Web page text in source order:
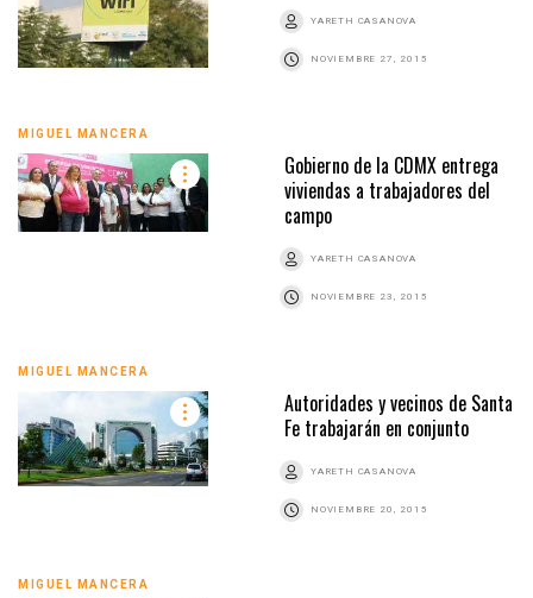
YARETH CASANOVA
NOVIEMBRE 27, 2015
MIGUEL MANCERA
Gobierno de la CDMX entrega
viviendas a trabajadores del
campo
YARETH CASANOVA
NOVIEMBRE 23, 2015
MIGUEL MANCERA
Autoridades y vecinos de Santa
Fe trabajarán en conjunto
YARETH CASANOVA
NOVIEMBRE 20, 2015
MIGUEL MANCERA